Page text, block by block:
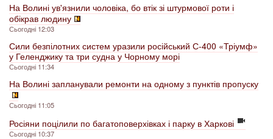
На Волині ув'язнили чоловіка, бо втік зі штурмової роти і
обікрав людину
Сьогодні 12:03
Сили безпілотних систем уразили російський С-400 «Тріумф»
у Геленджику та три судна у Чорному морі
Сьогодні 11:34
На Волині запланували ремонти на одному з пунктів пропуску
Сьогодні 11:05
Росіяни поцілили по багатоповерхівках і парку в Харкові
Сьогодні 10:37